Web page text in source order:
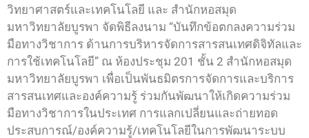
วิทยาศาสตร์และเทคโนโลยี และ สำนักหอสมุด
มหาวิทยาลัยบูรพา จัดพิธีลงนาม “บันทึกข้อตกลงความร่วม
มือทางวิชาการ ด้านการบริหารจัดการสารสนเทศดิจิทัลและ
การใช้เทคโนโลยี” ณ ห้องประชุม 201 ชั้น 2 สำนักหอสมุด
มหาวิทยาลัยบูรพา เพื่อเป็นพันธมิตรการจัดการและบริการ
สารสนเทศและองค์ความรู้ ร่วมกันพัฒนาให้เกิดความร่วม
มือทางวิชาการในประเทศ การแลกเปลี่ยนและถ่ายทอด
ประสบการณ์/องค์ความรู้/เทคโนโลยีในการพัฒนาระบบ